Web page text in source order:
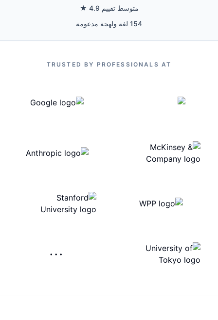
متوسط تقييم 4.9 ★
154 لغة ولهجة مدعومة
TRUSTED BY PROFESSIONALS AT
···